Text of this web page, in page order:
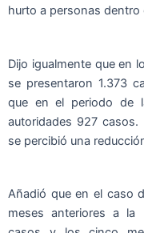
hurto a personas dentro
Dijo igualmente que en
se presentaron 1.373
que en el periodo de
autoridades 927 casos.
se percibió una
Añadió que en el caso
meses anteriores a la